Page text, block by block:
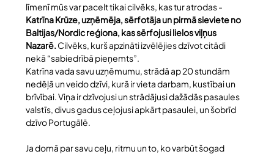
līmenī mūs var pacelt tikai cilvēks, kas tur atrodas -
Katrīna Krūze, uzņēmēja, sērfotāja un pirmā sieviete no
Baltijas/Nordic reģiona, kas sērfojusi lielos viļņus
Nazarē. Cilvēks, kurš apzināti izvēlējies dzīvot citādi
nekā “sabiedrībā pieņemts”.
Katrīna vada savu uzņēmumu, strādā ap 20 stundām
nedēļā un veido dzīvi, kurā ir vieta darbam, kustībai un
brīvībai. Viņa ir dzīvojusi un strādājusi dažādās pasaules
valstīs, divus gadus ceļojusi apkārt pasaulei, un šobrīd
dzīvo Portugālē.
Ja domā par savu ceļu, ritmu un to, ko varbūt šogad